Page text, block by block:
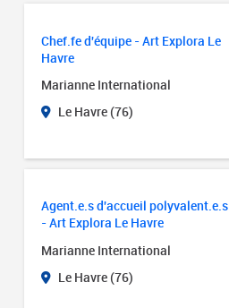
Chef.fe d'équipe - Art Explora Le
Havre
Marianne International
Le Havre (76)
Agent.e.s d'accueil polyvalent.e.s
- Art Explora Le Havre
Marianne International
Le Havre (76)